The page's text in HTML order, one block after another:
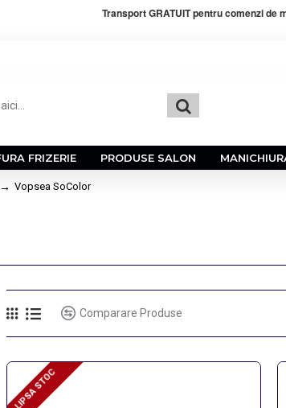
Transport GRATUIT pentru comenzi de
FRIZERIE PRODUSE SALON
Vopsea SoColor
Comparare Produse
LIPSA STOC
LIPSA STOC